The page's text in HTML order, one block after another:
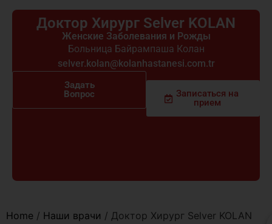
Доктор Хирург Selver KOLAN
Женские Заболевания и Рожды
Больница Байрампаша Колан
selver.kolan@kolanhastanesi.com.tr
Задать
Вопрос
Записаться на
прием
Home / Наши врачи / Доктор Хирург Selver KOLAN